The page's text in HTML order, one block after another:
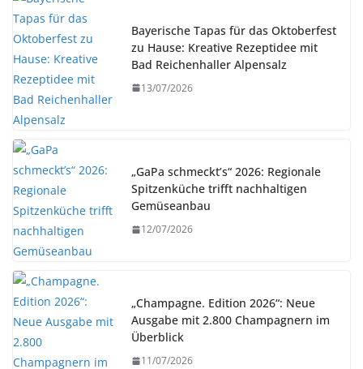
Bayerische Tapas für das Oktoberfest
zu Hause: Kreative Rezeptidee mit
Bad Reichenhaller Alpensalz
13/07/2026
„GaPa schmeckt’s“ 2026: Regionale
Spitzenküche trifft nachhaltigen
Gemüseanbau
12/07/2026
„Champagne. Edition 2026“: Neue
Ausgabe mit 2.800 Champagnern im
Überblick
11/07/2026